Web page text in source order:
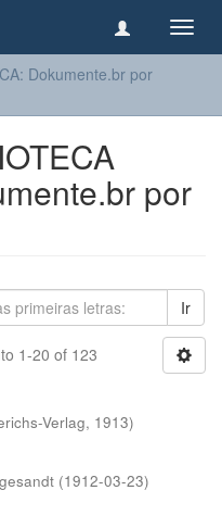
Dokumente.br por
por
Ir
1-20 of 123
Verlag, 1913)
(1912-03-23)